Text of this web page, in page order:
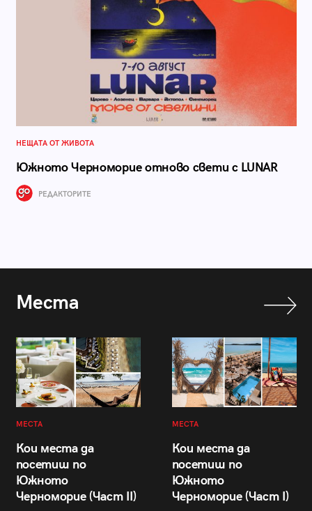
НЕЩАТА ОТ ЖИВОТА
Южното Черноморие отново свети с LUNAR
РЕДАКТОРИТЕ
Места
МЕСТА
Кои места да
посетиш по
Южното
Черноморие (Част II)
МЕСТА
Кои места да
посетиш по
Южното
Черноморие (Част I)